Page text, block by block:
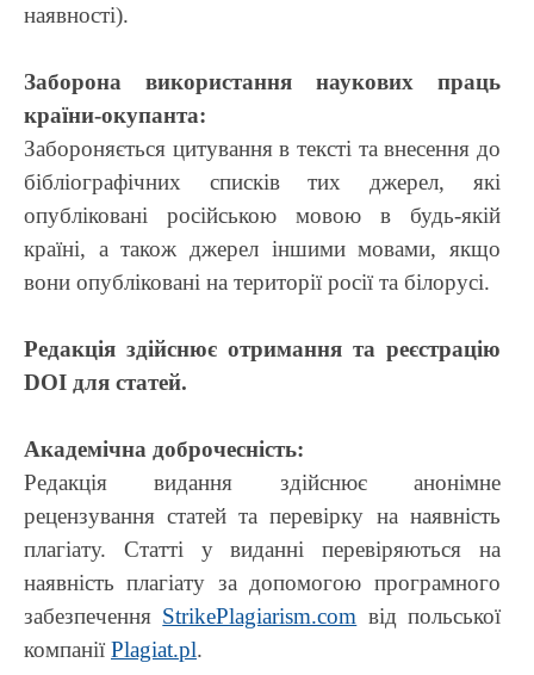
наявності).
Заборона використання наукових праць
країни-окупанта:
Забороняється цитування в тексті та внесення до
бібліографічних списків тих джерел, які
опубліковані російською мовою в будь-якій
країні, а також джерел іншими мовами, якщо
вони опубліковані на території росії та білорусі.
Редакція здійснює отримання та реєстрацію
DOI для статей.
Академічна доброчесність:
Редакція видання здійснює анонімне
рецензування статей та перевірку на наявність
плагіату. Статті у виданні перевіряються на
наявність плагіату за допомогою програмного
забезпечення StrikePlagiarism.com від польської
компанії Plagiat.pl.